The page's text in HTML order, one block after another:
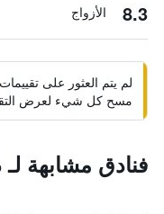
8.3 الأزواج
لم يتم العثور على
مسح كل شيء لعرض
فنادق مشابهة